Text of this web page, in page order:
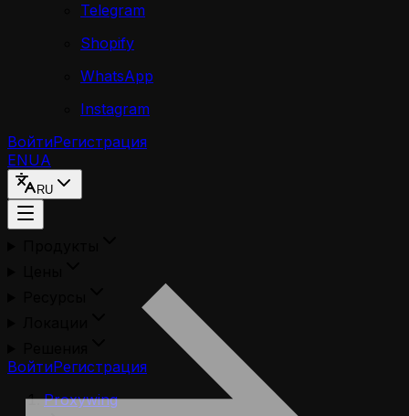
Telegram
Shopify
WhatsApp
Instagram
ВойтиРегистрация
ENUA
RU
ВойтиРегистрация
Proxywing